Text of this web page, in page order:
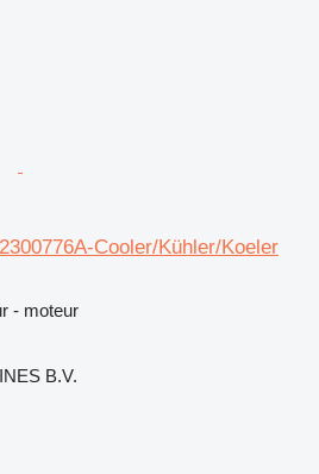
Cooler/Kühler/Koeler
- moteur
B.V.